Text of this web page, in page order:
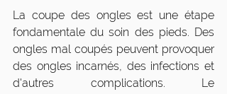
La coupe des ongles est une étape
fondamentale du soin des pieds. Des
ongles mal coupés peuvent provoquer
des ongles incarnés, des infections et
d'autres complications. Le